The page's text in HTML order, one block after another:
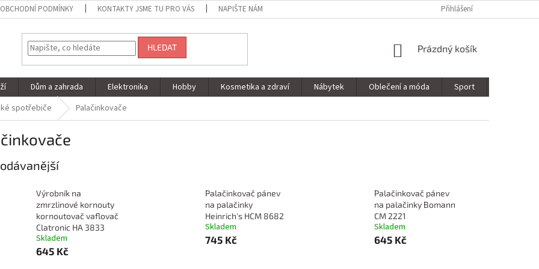
OBCHODNÍ PODMÍNKY KONTAKTY JSME TU PRO VÁS NAPIŠTE NÁM Přihlášení
HLEDAT
NÁKUPNÍ
Prázdný košík
Dům a zahrada Elektronika Hobby Kosmetika a zdraví Nábytek Oblečení a móda Sport
spotřebiče Palačinkovače
Výrobník na
zmrzlinové kornouty
kornoutovač vaflovač
Clatronic HA 3833
Skladem
645 Kč
Palačinkovač pánev
na palačinky
Heinrich's HCM 8682
Skladem
745 Kč
Palačinkovač pánev
na palačinky Bomann
CM 2221
Skladem
645 Kč